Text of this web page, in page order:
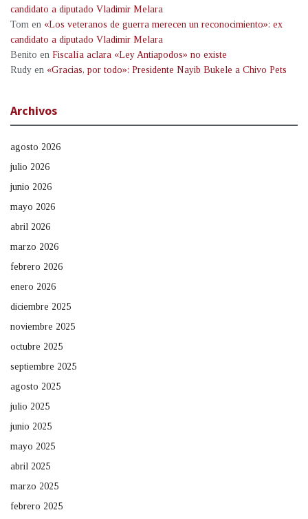
candidato a diputado Vladimir Melara
Tom en «Los veteranos de guerra merecen un reconocimiento»: ex
candidato a diputado Vladimir Melara
Benito en Fiscalía aclara «Ley Antiapodos» no existe
Rudy en «Gracias, por todo»: Presidente Nayib Bukele a Chivo Pets
Archivos
agosto 2026
julio 2026
junio 2026
mayo 2026
abril 2026
marzo 2026
febrero 2026
enero 2026
diciembre 2025
noviembre 2025
octubre 2025
septiembre 2025
agosto 2025
julio 2025
junio 2025
mayo 2025
abril 2025
marzo 2025
febrero 2025